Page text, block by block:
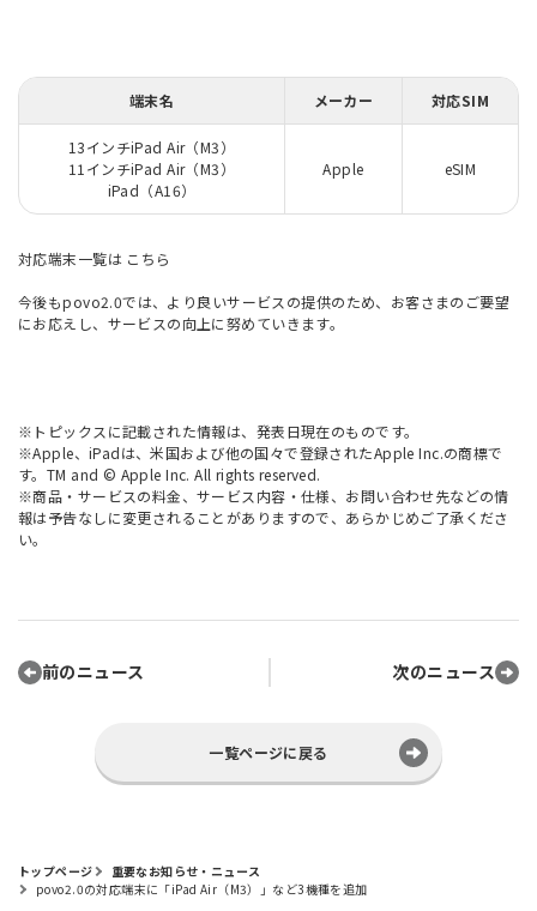
端末名 メーカー 対応SIM
13インチiPad Air（M3）
11インチiPad Air（M3）
iPad（A16）
Apple eSIM
対応端末一覧は こちら
今後もpovo2.0では、より良いサービスの提供のため、お客さまのご要望
にお応えし、サービスの向上に努めていきます。
※トピックスに記載された情報は、発表日現在のものです。
※Apple、iPadは、米国および他の国々で登録されたApple Inc.の商標で
す。TM and © Apple Inc. All rights reserved.
※商品・サービスの料金、サービス内容・仕様、お問い合わせ先などの情
報は予告なしに変更されることがありますので、あらかじめご了承くださ
い。
前のニュース 次のニュース
一覧ページに戻る
トップページ
重要なお知らせ・ニュース
povo2.0の対応端末に「iPad Air（M3）」など3機種を追加